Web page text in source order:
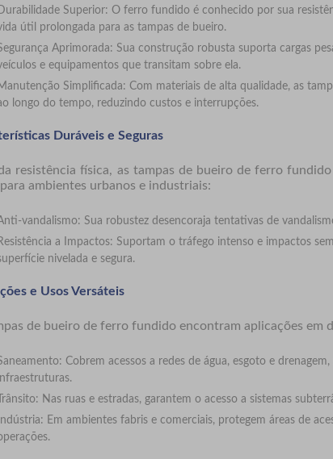
Durabilidade Superior: O ferro fundido é conhecido por sua
útil prolongada para as tampas de bueiro.
Aprimorada: Sua construção robusta suporta cargas
e equipamentos que transitam sobre ela.
Simplificada: Com materiais de alta qualidade, as
longo do tempo, reduzindo custos e interrupções.
Duráveis e Seguras
resistência física, as tampas de bueiro de ferro
ambientes urbanos e industriais:
vandalismo: Sua robustez desencoraja tentativas de
a Impactos: Suportam o tráfego intenso e impactos
nivelada e segura.
e Usos Versáteis
de bueiro de ferro fundido encontram aplicações em
Cobrem acessos a redes de água, esgoto e
Trânsito: Nas ruas e estradas, garantem o acesso a sistemas
Indústria: Em ambientes fabris e comerciais, protegem áreas de